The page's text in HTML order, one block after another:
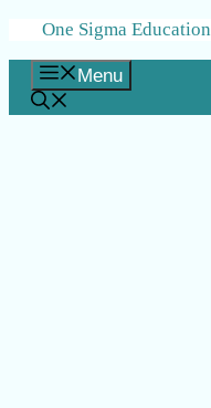
Skip
content
One Sigma Education
Menu